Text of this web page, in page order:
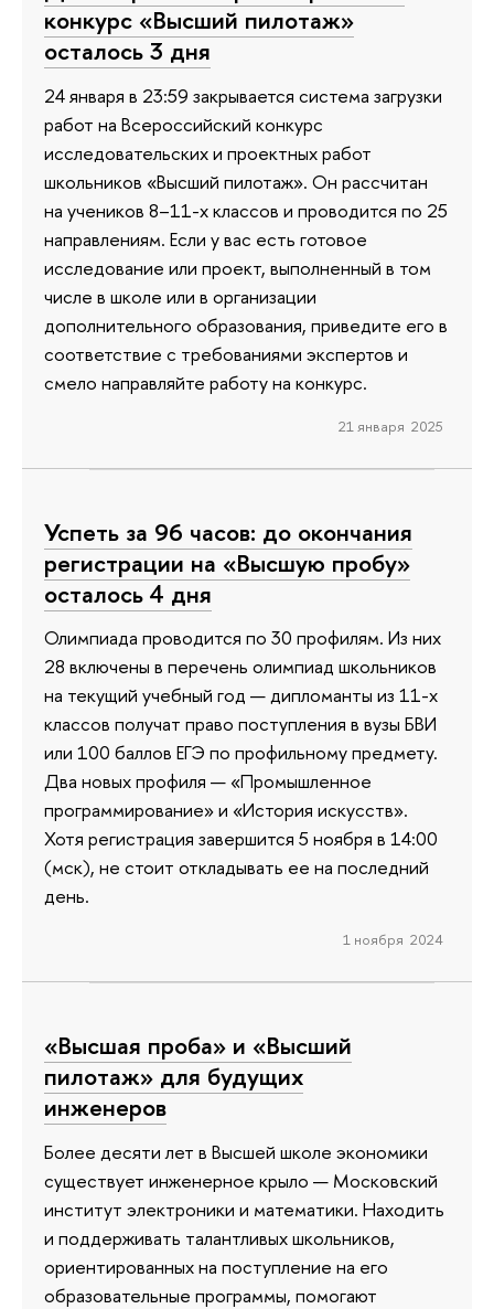
конкурс «Высший пилотаж»
осталось 3 дня
24 января в 23:59 закрывается система загрузки
работ на Всероссийский конкурс
исследовательских и проектных работ
школьников «Высший пилотаж». Он рассчитан
на учеников 8–11-х классов и проводится по 25
направлениям. Если у вас есть готовое
исследование или проект, выполненный в том
числе в школе или в организации
дополнительного образования, приведите его в
соответствие с требованиями экспертов и
смело направляйте работу на конкурс.
21 января 2025
Успеть за 96 часов: до окончания
регистрации на «Высшую пробу»
осталось 4 дня
Олимпиада проводится по 30 профилям. Из них
28 включены в перечень олимпиад школьников
на текущий учебный год — дипломанты из 11-х
классов получат право поступления в вузы БВИ
или 100 баллов ЕГЭ по профильному предмету.
Два новых профиля — «Промышленное
программирование» и «История искусств».
Хотя регистрация завершится 5 ноября в 14:00
(мск), не стоит откладывать ее на последний
день.
1 ноября 2024
«Высшая проба» и «Высший
пилотаж» для будущих
инженеров
Более десяти лет в Высшей школе экономики
существует инженерное крыло — Московский
институт электроники и математики. Находить
и поддерживать талантливых школьников,
ориентированных на поступление на его
образовательные программы, помогают